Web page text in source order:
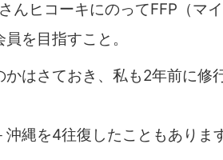
んヒコーキにのってFFP（マ
を目指すこと。
かはさておき、私も2年前に修
沖縄を4往復したこともありま